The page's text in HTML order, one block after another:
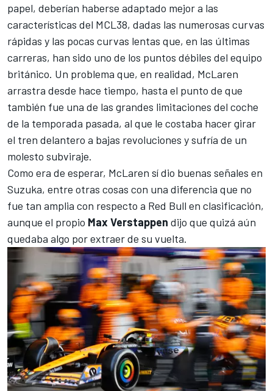
papel, deberían haberse adaptado mejor a las
características del MCL38, dadas las numerosas curvas
rápidas y las pocas curvas lentas que, en las últimas
carreras, han sido uno de los puntos débiles del equipo
británico. Un problema que, en realidad, McLaren
arrastra desde hace tiempo, hasta el punto de que
también fue una de las grandes limitaciones del coche
de la temporada pasada, al que le costaba hacer girar
el tren delantero a bajas revoluciones y sufría de un
molesto subviraje.
Como era de esperar, McLaren sí dio buenas señales en
Suzuka, entre otras cosas con una diferencia que no
fue tan amplia con respecto a Red Bull en clasificación,
aunque el propio Max Verstappen dijo que quizá aún
quedaba algo por extraer de su vuelta.